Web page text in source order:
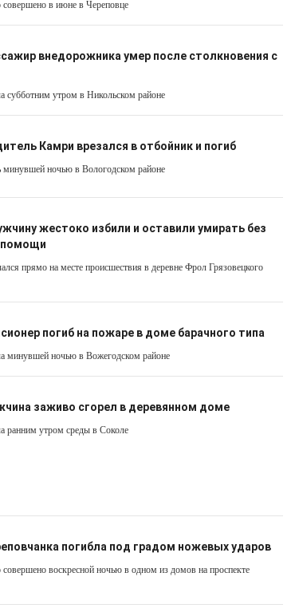
в июне в Череповце
внедорожника умер после столкновения с
субботним утром в Никольском районе
Камри врезался в отбойник и погиб
минувшей ночью в Вологодском районе
жестоко избили и оставили умирать без
помощи
прямо на месте происшествия в деревне Фрол Грязовецкого
погиб на пожаре в доме барачного типа
минувшей ночью в Вожегодском районе
заживо сгорел в деревянном доме
ранним утром среды в Соколе
погибла под градом ножевых ударов
воскресной ночью в одном из домов на проспекте